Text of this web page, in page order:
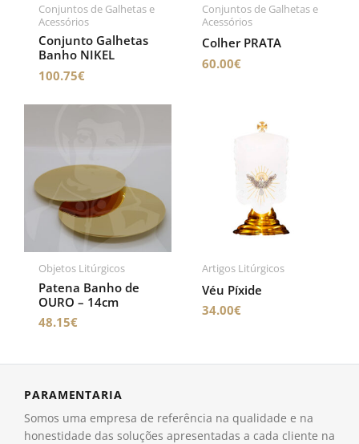
Conjuntos de Galhetas e
Acessórios
Conjunto Galhetas
Banho NIKEL
100.75€
Conjuntos de Galhetas e
Acessórios
Colher PRATA
60.00€
Objetos Litúrgicos
Patena Banho de
OURO – 14cm
48.15€
Artigos Litúrgicos
Véu Píxide
34.00€
PARAMENTARIA
Somos uma empresa de referência na qualidade e na
honestidade das soluções apresentadas a cada cliente na